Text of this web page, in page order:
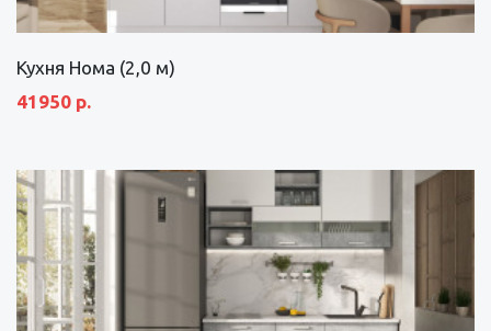
Кухня Нома (2,0 м)
41950 р.